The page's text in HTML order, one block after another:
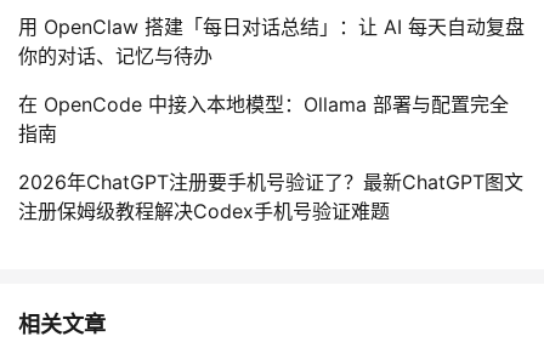
用 OpenClaw 搭建「每日对话总结」：让 AI 每天自动复盘
你的对话、记忆与待办
在 OpenCode 中接入本地模型：Ollama 部署与配置完全
指南
2026年ChatGPT注册要手机号验证了？最新ChatGPT图文
注册保姆级教程解决Codex手机号验证难题
相关文章